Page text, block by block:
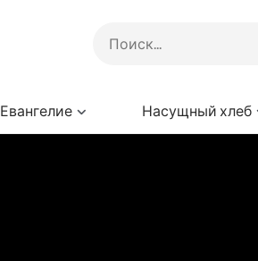
Евангелие Насущный хлеб